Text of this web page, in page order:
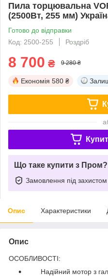
Пила торцювальна
(2500Вт, 255 мм)
Готово до відправки
Код: 2500-255
Роздріб
8 700 ₴ 9 280 ₴
Економія 580 ₴
Що таке купити з Пром?
Замовлення під захистом
Опис Характеристики
Опис
ОСОБЛИВОСТІ:
Надійний мотор з